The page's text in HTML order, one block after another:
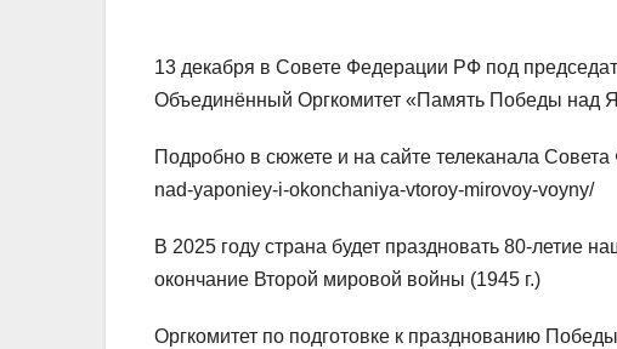
13 декабря в Совете Федерации РФ под
Объединённый Оргкомитет «Память Победы над
Подробно в сюжете и на сайте телеканала
nad-yaponiey-i-okonchaniya-vtoroy-mirovoy-voyny/
В 2025 году страна будет праздновать 80-летие
окончание Второй мировой войны (1945 г.)
Оргкомитет по подготовке к празднованию